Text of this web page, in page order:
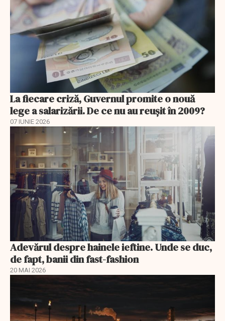
La fiecare criză, Guvernul promite o nouă
lege a salarizării. De ce nu au reușit în 2009?
07 IUNIE 2026
Adevărul despre hainele ieftine. Unde se duc,
de fapt, banii din fast-fashion
20 MAI 2026